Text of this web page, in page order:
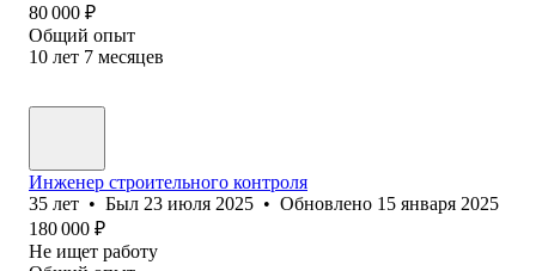
80 000 ₽
Общий опыт
10 лет 7 месяцев
Инженер строительного контроля
35 лет • Был 23 июля 2025 • Обновлено 15 января 2025
180 000 ₽
Не ищет работу